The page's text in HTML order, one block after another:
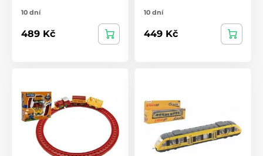
10 dní
489 Kč
10 dní
449 Kč